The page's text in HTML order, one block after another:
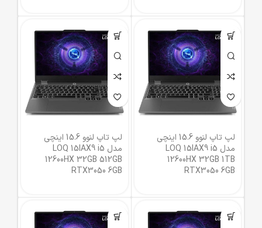
لپ تاپ لنوو 15.6 اینچی
مدل LOQ 15IAX9 i5
12600HX 32GB 1TB
RTX3050 6GB
لپ تاپ لنوو 15.6 اینچی
مدل LOQ 15IAX9 i5
12600HX 32GB 512GB
RTX3050 6GB